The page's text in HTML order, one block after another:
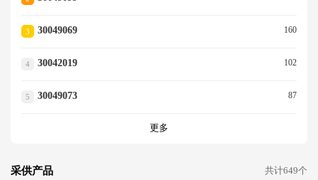
3 30049069 160
4 30042019 102
5 30049073 87
更多
采供产品 共计649个